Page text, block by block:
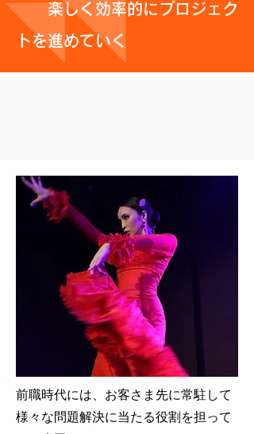
楽しく効率的にプロジェク
トを進めていく
前職時代には、お客さま先に常駐して
様々な問題解決に当たる役割を担って